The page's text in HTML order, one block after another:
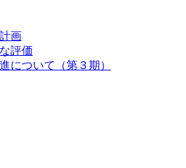
画
評価
について（第３期）